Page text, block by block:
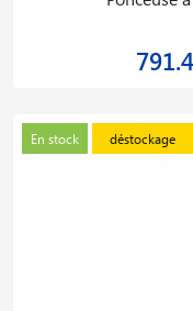
En stock déstockage